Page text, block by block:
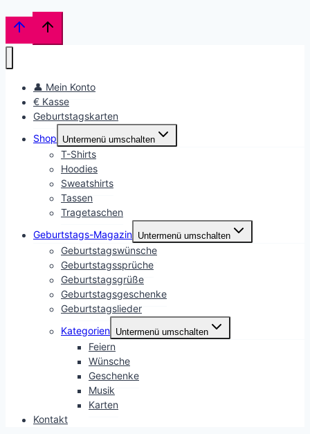
👤 Mein Konto
€ Kasse
Geburtstagskarten
Shop
Untermenü umschalten
T-Shirts
Hoodies
Sweatshirts
Tassen
Tragetaschen
Geburtstags-Magazin Untermenü umschalten
Geburtstagswünsche
Geburtstagssprüche
Geburtstagsgrüße
Geburtstagsgeschenke
Geburtstagslieder
Kategorien Untermenü umschalten
Feiern
Wünsche
Geschenke
Musik
Karten
Kontakt